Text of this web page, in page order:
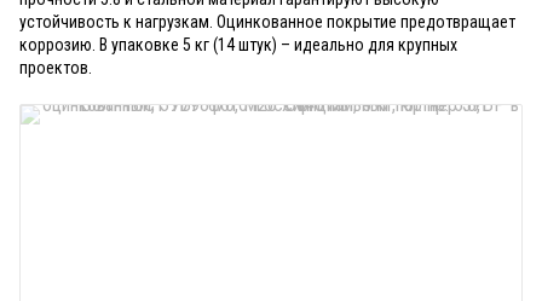
устойчивость к нагрузкам. Оцинкованное покрытие предотвращает
коррозию. В упаковке 5 кг (14 штук) – идеально для крупных
проектов.